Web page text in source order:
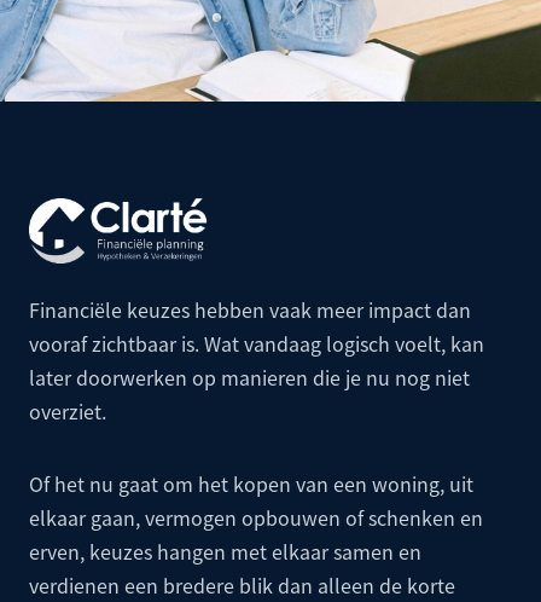
Financiële keuzes hebben vaak meer impact dan
vooraf zichtbaar is. Wat vandaag logisch voelt, kan
later doorwerken op manieren die je nu nog niet
overziet.
Of het nu gaat om het kopen van een woning, uit
elkaar gaan, vermogen opbouwen of schenken en
erven, keuzes hangen met elkaar samen en
verdienen een bredere blik dan alleen de korte